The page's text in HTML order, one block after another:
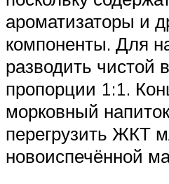
ароматизаторы и
компоненты. Для
разводить чистой
пропорции 1:1.
морковный
перегрузить ЖКТ
новоиспечённой